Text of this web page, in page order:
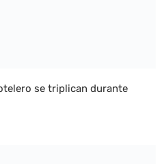
se triplican durante